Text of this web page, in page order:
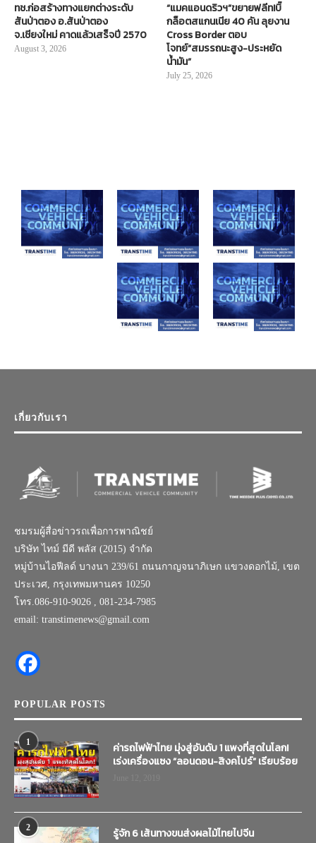
ทช.ก่อสร้างทางแยกต่างระดับ
สันป่าตอง อ.สันป่าตอง
จ.เชียงใหม่ คาดแล้วเสร็จปี 2570
August 3, 2026
“แมคแอนดริวฯ”ขยายฟลีท!บิ๊
กล็อตสแกนเนีย 40 คัน ลุยงาน
Cross Border ตอบ
โจทย์“สมรรถนะสูง-ประหยัด
น้ำมัน”
July 25, 2026
เกี่ยวกับเรา
ชมรมผู้สื่อข่าวรถเพื่อการพาณิชย์
บริษัท ไทม์ มีดี พลัส (2015) จำกัด
หมู่บ้านไอฟีลด์ บางนา 239/61 ถนนกาญจนาภิเษก แขวงดอกไม้, เขต
ประเวศ, กรุงเทพมหานคร 10250
โทร.086-910-9026 , 081-234-7985
email: transtimenews@gmail.com
POPULAR POSTS
1
ค่ารถไฟฟ้าไทย มุ่งสู่อันดับ 1 แพงที่สุดในโลก!
เร่งเครื่องแซง “ลอนดอน-สิงคโปร์” เรียบร้อย
2 รู้จัก 6 เส้นทางขนส่งผลไม้ไทยไปจีน